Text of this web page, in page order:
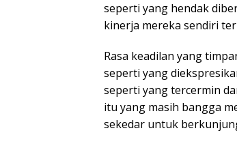
seperti yang hendak
kinerja mereka sendiri
Rasa keadilan yang
seperti yang
seperti yang tercermin
itu yang masih bangga
sekedar untuk